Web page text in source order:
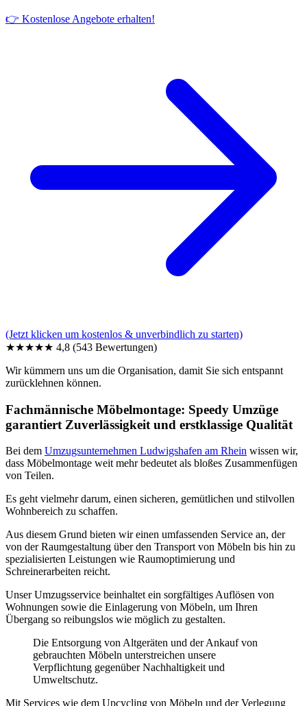
👉 Kostenlose Angebote erhalten!
(Jetzt klicken um kostenlos & unverbindlich zu starten)
★★★★★ 4,8 (543 Bewertungen)
Wir kümmern uns um die Organisation, damit Sie sich entspannt
zurücklehnen können.
Fachmännische Möbelmontage: Speedy Umzüge
garantiert Zuverlässigkeit und erstklassige Qualität
Bei dem Umzugsunternehmen Ludwigshafen am Rhein wissen wir,
dass Möbelmontage weit mehr bedeutet als bloßes Zusammenfügen
von Teilen.
Es geht vielmehr darum, einen sicheren, gemütlichen und stilvollen
Wohnbereich zu schaffen.
Aus diesem Grund bieten wir einen umfassenden Service an, der
von der Raumgestaltung über den Transport von Möbeln bis hin zu
spezialisierten Leistungen wie Raumoptimierung und
Schreinerarbeiten reicht.
Unser Umzugsservice beinhaltet ein sorgfältiges Auflösen von
Wohnungen sowie die Einlagerung von Möbeln, um Ihren
Übergang so reibungslos wie möglich zu gestalten.
Die Entsorgung von Altgeräten und der Ankauf von
gebrauchten Möbeln unterstreichen unsere
Verpflichtung gegenüber Nachhaltigkeit und
Umweltschutz.
Mit Services wie dem Upcycling von Möbeln und der Verlegung